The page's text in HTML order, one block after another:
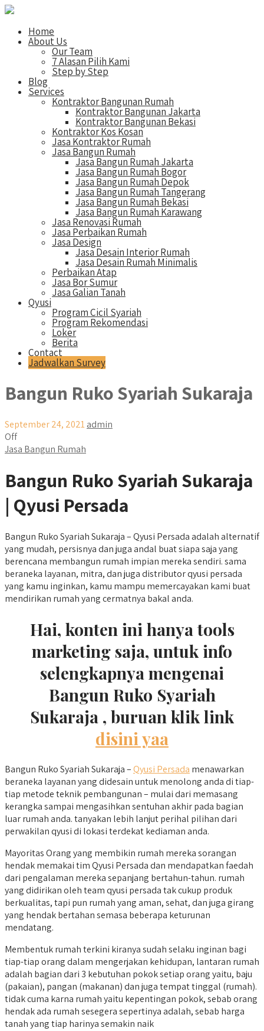
Home
About Us
Our Team
7 Alasan Pilih Kami
Step by Step
Blog
Services
Kontraktor Bangunan Rumah
Kontraktor Bangunan Jakarta
Kontraktor Bangunan Bekasi
Kontraktor Kos Kosan
Jasa Kontraktor Rumah
Jasa Bangun Rumah
Jasa Bangun Rumah Jakarta
Jasa Bangun Rumah Bogor
Jasa Bangun Rumah Depok
Jasa Bangun Rumah Tangerang
Jasa Bangun Rumah Bekasi
Jasa Bangun Rumah Karawang
Jasa Renovasi Rumah
Jasa Perbaikan Rumah
Jasa Design
Jasa Desain Interior Rumah
Jasa Desain Rumah Minimalis
Perbaikan Atap
Jasa Bor Sumur
Jasa Galian Tanah
Qyusi
Program Cicil Syariah
Program Rekomendasi
Loker
Berita
Contact
Jadwalkan Survey
Bangun Ruko Syariah Sukaraja
September 24, 2021admin
Off
Jasa Bangun Rumah
Bangun Ruko Syariah Sukaraja
| Qyusi Persada
Bangun Ruko Syariah Sukaraja – Qyusi Persada adalah alternatif
yang mudah, persisnya dan juga andal buat siapa saja yang
berencana membangun rumah impian mereka sendiri. sama
beraneka layanan, mitra, dan juga distributor qyusi persada
yang kamu inginkan, kamu mampu memercayakan kami buat
mendirikan rumah yang cermatnya bakal anda.
Hai, konten ini hanya tools
marketing saja, untuk info
selengkapnya mengenai
Bangun Ruko Syariah
Sukaraja , buruan klik link
disini yaa
Bangun Ruko Syariah Sukaraja –Qyusi Persada menawarkan
beraneka layanan yang didesain untuk menolong anda di tiap-
tiap metode teknik pembangunan – mulai dari memasang
kerangka sampai mengasihkan sentuhan akhir pada bagian
luar rumah anda. tanyakan lebih lanjut perihal pilihan dari
perwakilan qyusi di lokasi terdekat kediaman anda.
Mayoritas Orang yang membikin rumah mereka sorangan
hendak memakai tim Qyusi Persada dan mendapatkan faedah
dari pengalaman mereka sepanjang bertahun-tahun. rumah
yang didirikan oleh team qyusi persada tak cukup produk
berkualitas, tapi pun rumah yang aman, sehat, dan juga girang
yang hendak bertahan semasa beberapa keturunan
mendatang.
Membentuk rumah terkini kiranya sudah selaku inginan bagi
tiap-tiap orang dalam mengerjakan kehidupan, lantaran rumah
adalah bagian dari 3 kebutuhan pokok setiap orang yaitu, baju
(pakaian), pangan (makanan) dan juga tempat tinggal (rumah).
tidak cuma karna rumah yaitu kepentingan pokok, sebab orang
hendak ada rumah sesegera sepertinya adalah, sebab harga
tanah yang tiap harinya semakin naik